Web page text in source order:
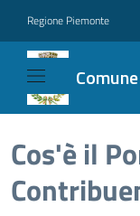
Regione Piemonte
Cos'è il